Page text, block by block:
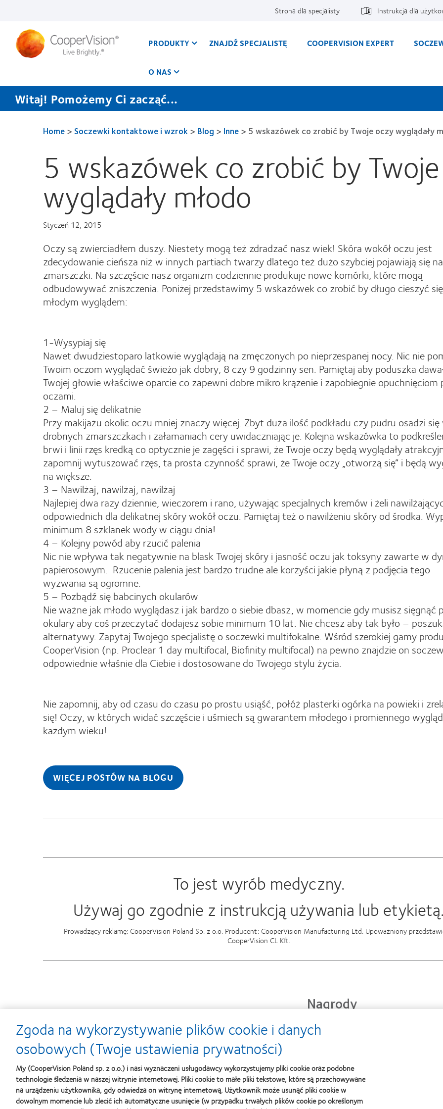
Strona dla specjalisty Instrukcja dla
PRODUKTY ZNAJDŹ SPECJALISTĘ COOPERVISION EXPERT
O NAS
Witaj! Pomożemy Ci zacząć...
Home>Soczewki kontaktowe i wzrok> Blog > Inne> 5 wskazówek co zrobić by Twoje oczy wyglądały
5 wskazówek co zrobić by
wyglądały młodo
Styczeń 12, 2015
Oczy są zwierciadłem duszy. Niestety mogą też zdradzać nasz wiek! Skóra wokół oczu jest
zdecydowanie cieńsza niż w innych partiach twarzy dlatego też dużo szybciej pojawiają się
zmarszczki. Na szczęście nasz organizm codziennie produkuje nowe komórki, które mogą
odbudowywać zniszczenia. Poniżej przedstawimy 5 wskazówek co zrobić by długo cieszyć się
młodym wyglądem:
1-Wysypiaj się
Nawet dwudziestoparo latkowie wyglądają na zmęczonych po nieprzespanej nocy. Nic nie
Twoim oczom wyglądać świeżo jak dobry, 8 czy 9 godzinny sen. Pamiętaj aby poduszka
Twojej głowie właściwe oparcie co zapewni dobre mikro krążenie i zapobiegnie opuchnięciom
oczami.
2 – Maluj się delikatnie
Przy makijażu okolic oczu mniej znaczy więcej. Zbyt duża ilość podkładu czy pudru osadzi się
drobnych zmarszczkach i załamaniach cery uwidaczniając je. Kolejna wskazówka to
brwi i linii rzęs kredką co optycznie je zagęści i sprawi, że Twoje oczy będą wyglądały
zapomnij wytuszować rzęs, ta prosta czynność sprawi, że Twoje oczy „otworzą się” i będą
na większe.
3 – Nawilżaj, nawilżaj, nawilżaj
Najlepiej dwa razy dziennie, wieczorem i rano, używając specjalnych kremów i żeli
odpowiednich dla delikatnej skóry wokół oczu. Pamiętaj też o nawilżeniu skóry od środka.
minimum 8 szklanek wody w ciągu dnia!
4 – Kolejny powód aby rzucić palenia
Nic nie wpływa tak negatywnie na blask Twojej skóry i jasność oczu jak toksyny zawarte w
papierosowym. Rzucenie palenia jest bardzo trudne ale korzyści jakie płyną z podjęcia tego
wyzwania są ogromne.
5 – Pozbądź się babcinych okularów
Nie ważne jak młodo wyglądasz i jak bardzo o siebie dbasz, w momencie gdy musisz sięgnąć
okulary aby coś przeczytać dodajesz sobie minimum 10 lat. Nie chcesz aby tak było –
alternatywy. Zapytaj Twojego specjalistę o soczewki multifokalne. Wśród szerokiej gamy
CooperVision (np. Proclear 1 day multifocal, Biofinity multifocal) na pewno znajdzie on
odpowiednie właśnie dla Ciebie i dostosowane do Twojego stylu życia.
Nie zapomnij, aby od czasu do czasu po prostu usiąść, połóż plasterki ogórka na powieki i
się! Oczy, w których widać szczęście i uśmiech są gwarantem młodego i promiennego
każdym wieku!
WIĘCEJ POSTÓW NA BLOGU
To jest wyrób medyczny.
Używaj go zgodnie z instrukcją używania lub etykietą.
Prowadzący reklamę: CooperVision Poland Sp. z o.o. Producent: CooperVision Manufacturing Ltd. Upoważniony
CooperVision CL Kft.
Nagrody
Learn
more
Soczewki
MyDay™
-
nagroda
dla
Learn
more
about
Contact
Lens
Product
of
the
more
Best
Companies
for
Leaders
2010
about
2012
REBRAND
100®
Global
Zgoda na wykorzystywanie plików cookie i danych
osobowych (Twoje ustawienia prywatności)
My (CooperVision Poland sp. z o.o.) i nasi wyznaczeni usługodawcy wykorzystujemy pliki cookie oraz podobne
technologie śledzenia w naszej witrynie internetowej. Pliki cookie to małe pliki tekstowe, które są przechowywane
na urządzeniu użytkownika, gdy odwiedza on witrynę internetową. Użytkownik może usunąć pliki cookie w
dowolnym momencie lub zlecić ich automatyczne usunięcie (w przypadku trwałych plików cookie po określonym